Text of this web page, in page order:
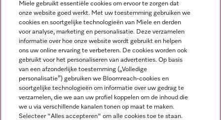
Disclaimer
Algemene voorwaarden en informatie
Miele op Instagram
Miele op Facebook
Miele op Youtube
Miele gebruikt essentiële cookies om ervoor te zorgen dat
onze website goed werkt. Met uw toestemming gebruiken we
cookies en soortgelijke technologieën van Miele en derden
voor analyse, marketing en personalisatie. Deze verzamelen
informatie over hoe onze website wordt gebruikt en helpen
ons uw online ervaring te verbeteren. De cookies worden ook
gebruikt voor het personaliseren van advertenties. Op basis
van een afzonderlijke toestemming („Volledige
personalisatie”) gebruiken we Bloomreach-cookies en
soortgelijke technologieën om informatie over uw gedrag te
verzamelen, die we aan uw profiel koppelen om de inhoud die
we u via verschillende kanalen tonen op maat te maken.
Selecteer "Alles accepteren" om alle cookies toe te staan.